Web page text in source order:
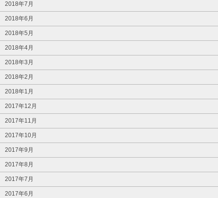
2018年7月
2018年6月
2018年5月
2018年4月
2018年3月
2018年2月
2018年1月
2017年12月
2017年11月
2017年10月
2017年9月
2017年8月
2017年7月
2017年6月